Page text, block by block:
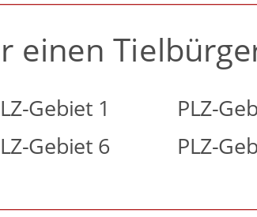
einen
Gebiet 1
PLZ-
Gebiet 6
PLZ-